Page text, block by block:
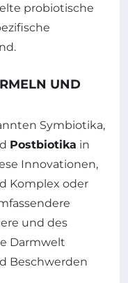
probiotische
UND
Symbiotika,
Postbiotika in
Innovationen,
Komplex oder
und des
Darmwelt
Beschwerden